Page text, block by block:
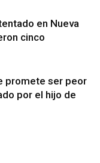
en Nueva
cinco
promete ser peor
por el hijo de